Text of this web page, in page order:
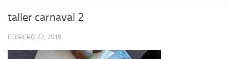
taller carnaval 2
FEBRERO 27, 2019